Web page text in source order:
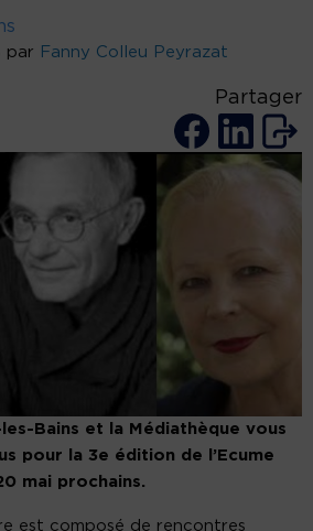
par Fanny Colleu Peyrazat
Partager
les-Bains et la Médiathèque vous
pour la 3e édition de l’Ecume
mai prochains.
est composé de rencontres